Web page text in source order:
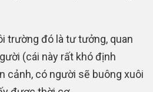
trường đó là tư tưởng, quan
(cái này rất khó định
cảnh, có người sẽ buông xuôi